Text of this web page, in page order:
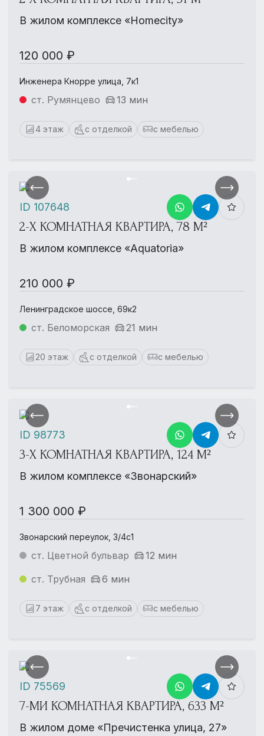
В жилом комплексе «Homecity»
120 000 ₽
Инженера Кнорре улица, 7к1
ст. Румянцево 13 мин
4 этаж с отделкой с мебелью
2-Х КОМНАТНАЯ КВАРТИРА, 78 М²
В жилом комплексе «Aquatoria»
210 000 ₽
Ленинградское шоссе, 69к2
ст. Беломорская 21 мин
20 этаж с отделкой с мебелью
ID 107648
3-Х КОМНАТНАЯ КВАРТИРА, 124 М²
В жилом комплексе «Звонарский»
1 300 000 ₽
Звонарский переулок, 3/4с1
ст. Цветной бульвар
12 мин
ст. Трубная
6 мин
7 этаж с отделкой с мебелью
ID 98773
7-МИ КОМНАТНАЯ КВАРТИРА, 633 М²
В жилом доме «Пречистенка улица, 27»
ID 75569